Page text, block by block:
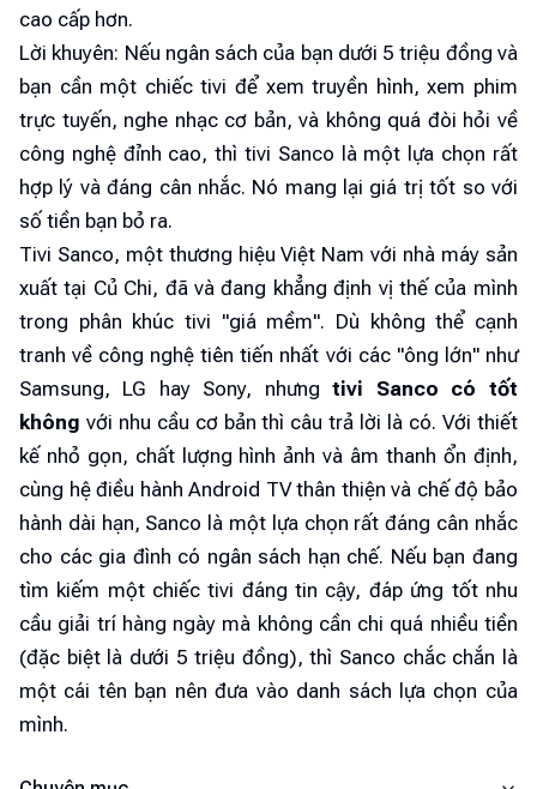
cao cấp hơn.
Lời khuyên: Nếu ngân sách của bạn dưới 5 triệu đồng và
bạn cần một chiếc tivi để xem truyền hình, xem phim
trực tuyến, nghe nhạc cơ bản, và không quá đòi hỏi về
công nghệ đỉnh cao, thì tivi Sanco là một lựa chọn rất
hợp lý và đáng cân nhắc. Nó mang lại giá trị tốt so với
số tiền bạn bỏ ra.
Tivi Sanco, một thương hiệu Việt Nam với nhà máy sản
xuất tại Củ Chi, đã và đang khẳng định vị thế của mình
trong phân khúc tivi "giá mềm". Dù không thể cạnh
tranh về công nghệ tiên tiến nhất với các "ông lớn" như
Samsung, LG hay Sony, nhưngtivi Sanco có tốt
không với nhu cầu cơ bản thì câu trả lời là có. Với thiết
kế nhỏ gọn, chất lượng hình ảnh và âm thanh ổn định,
cùng hệ điều hành Android TV thân thiện và chế độ bảo
hành dài hạn, Sanco là một lựa chọn rất đáng cân nhắc
cho các gia đình có ngân sách hạn chế. Nếu bạn đang
tìm kiếm một chiếc tivi đáng tin cậy, đáp ứng tốt nhu
cầu giải trí hàng ngày mà không cần chi quá nhiều tiền
(đặc biệt là dưới 5 triệu đồng), thì Sanco chắc chắn là
một cái tên bạn nên đưa vào danh sách lựa chọn của
mình.